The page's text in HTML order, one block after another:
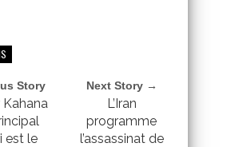
Story
Kahana
est le
Next Story →
L’Iran
programme
l’assassinat de